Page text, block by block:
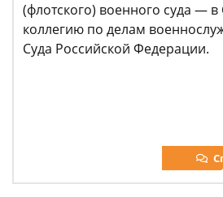
(флотского) военного суда —
коллегию по делам
Суда Российской Федерации.